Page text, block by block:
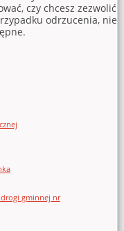
gminnej nr
czy chcesz zezwolić
odrzucenia, nie